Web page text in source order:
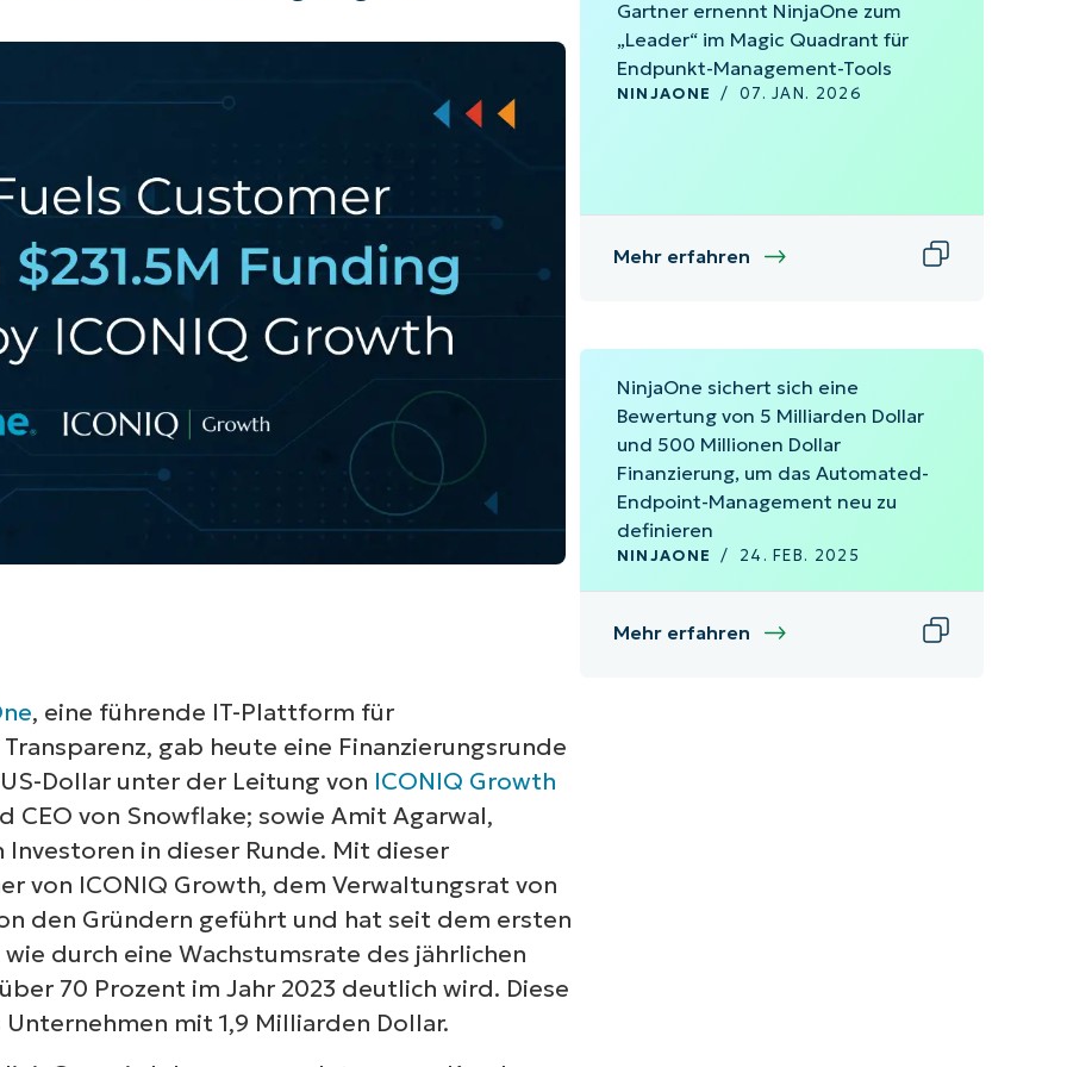
ANSEHEN
, eine führende IT-Plattform für
gab heute eine Finanzierungsrunde
Dollar unter der Leitung von ICONIQ Growth
CEO von Snowflake; sowie Amit Agarwal,
in dieser Runde. Mit dieser
von ICONIQ Growth, dem Verwaltungsrat von
den Gründern geführt und hat seit dem ersten
durch eine Wachstumsrate des jährlichen
70 Prozent im Jahr 2023 deutlich wird. Diese
mit 1,9 Milliarden Dollar.
Gartner ernennt NinjaOne zum
„Leader“ im Magic Quadrant für
Endpunkt-Management-Tools
NINJAONE / 07. JAN. 2026
Mehr erfahren
NinjaOne sichert sich eine
Bewertung von 5 Milliarden Dollar
und 500 Millionen Dollar
Finanzierung, um das Automated-
Endpoint-Management neu zu
definieren
NINJAONE / 24. FEB. 2025
Mehr erfahren